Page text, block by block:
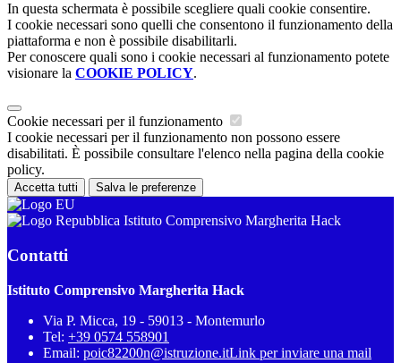
In questa schermata è possibile scegliere quali cookie consentire.
I cookie necessari sono quelli che consentono il funzionamento della
piattaforma e non è possibile disabilitarli.
Per conoscere quali sono i cookie necessari al funzionamento potete
visionare la COOKIE POLICY.
Cookie necessari per il funzionamento
I cookie necessari per il funzionamento non possono essere
disabilitati. È possibile consultare l'elenco nella pagina della cookie
policy.
Accetta tutti Salva le preferenze
Istituto Comprensivo Margherita Hack
Contatti
Istituto Comprensivo Margherita Hack
Via P. Micca, 19 - 59013 - Montemurlo
Tel: +39 0574 558901
Email: poic82200n@istruzione.itLink per inviare una mail